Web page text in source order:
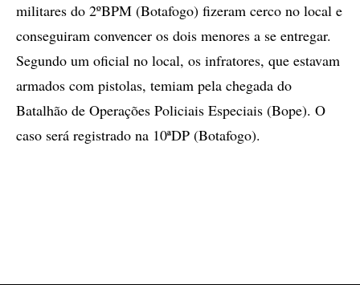
militares do 2ºBPM (Botafogo) fizeram cerco no local e
conseguiram convencer os dois menores a se entregar.
Segundo um oficial no local, os infratores, que estavam
armados com pistolas, temiam pela chegada do
Batalhão de Operações Policiais Especiais (Bope). O
caso será registrado na 10ªDP (Botafogo).